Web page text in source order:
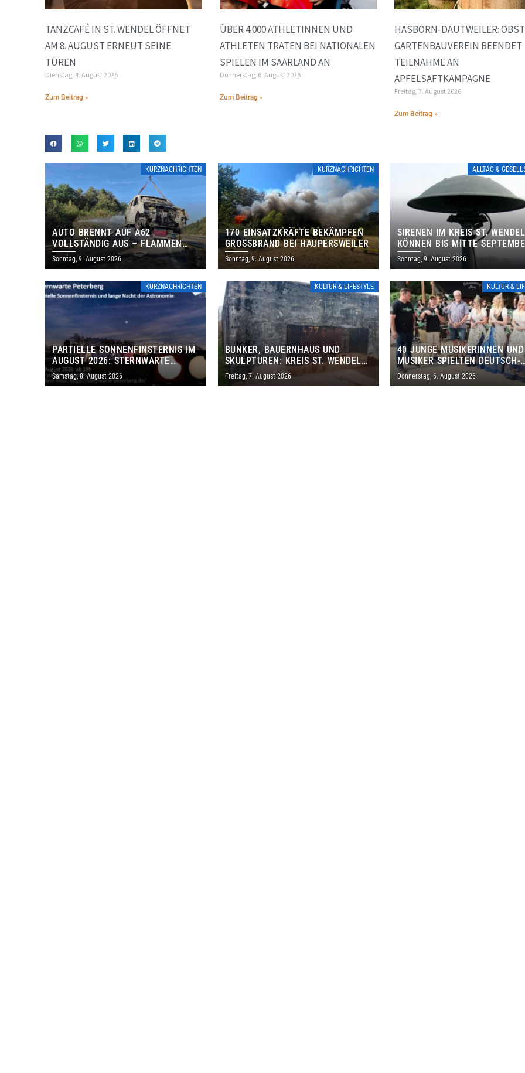
TANZCAFÉ IN ST. WENDEL ÖFFNET
AM 8. AUGUST ERNEUT SEINE
TÜREN
Dienstag, 4. August 2026
Zum Beitrag »
ÜBER 4.000 ATHLETINNEN UND
ATHLETEN TRATEN BEI NATIONALEN
SPIELEN IM SAARLAND AN
Donnerstag, 6. August 2026
Zum Beitrag »
HASBORN-DAUTWEILER:
GARTENBAUVEREIN BEENDET
TEILNAHME AN
APFELSAFTKAMPAGNE
Freitag, 7. August 2026
Zum Beitrag »
KURZNACHRICHTEN
AUTO BRENNT AUF A62
VOLLSTÄNDIG AUS – FLAMMEN
GREIFEN AUF BÖSCHUNG ÜBER
Sonntag, 9. August 2026
KURZNACHRICHTEN
170 EINSATZKRÄFTE BEKÄMPFEN
GROSSBRAND BEI HAUPERSWEILER
Sonntag, 9. August 2026
ALLTAG &
SIRENEN IM KREIS ST. WENDEL
KÖNNEN BIS MITTE
AUSSERPLANMÄSSIG HEULEN
Sonntag, 9. August 2026
KURZNACHRICHTEN
PARTIELLE SONNENFINSTERNIS IM
AUGUST 2026: STERNWARTE
PETERBERG ÖFFNET KOSTENLOS
IHRE TORE
Samstag, 8. August 2026
KULTUR & LIFESTYLE
BUNKER, BAUERNHAUS UND
SKULPTUREN: KREIS ST. WENDEL
LÄDT ZUM TAG DES OFFENEN
DENKMALS EIN
Freitag, 7. August 2026
KULTUR &
40 JUNGE MUSIKERINNEN UND
MUSIKER SPIELTEN DEUTSCH-
BRASILIANISCHES
THOLEY
Donnerstag, 6. August 2026